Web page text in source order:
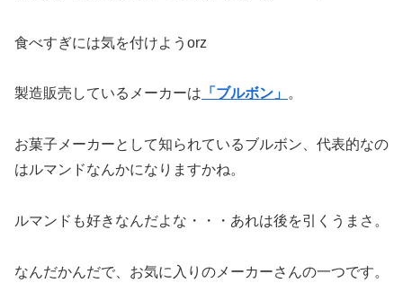
食べすぎには気を付けようorz
製造販売しているメーカーは 「ブルボン」 。
お菓子メーカーとして知られているブルボン、代表的なの
はルマンドなんかになりますかね。
ルマンドも好きなんだよな・・・あれは後を引くうまさ。
なんだかんだで、お気に入りのメーカーさんの一つです。